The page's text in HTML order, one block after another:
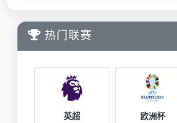
热门联赛
英超 欧洲杯